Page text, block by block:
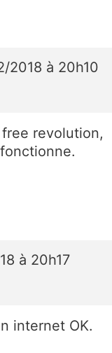
2018 à 20h10
revolution,
à 20h17
internet OK.